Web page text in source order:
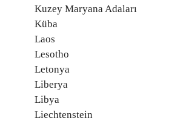
Kuzey Maryana Adaları
Küba
Laos
Lesotho
Letonya
Liberya
Libya
Liechtenstein